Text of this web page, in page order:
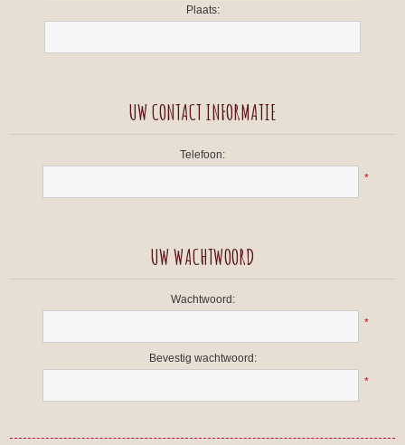
Plaats:
UW CONTACT INFORMATIE
Telefoon:
*
UW WACHTWOORD
Wachtwoord:
*
Bevestig wachtwoord:
*